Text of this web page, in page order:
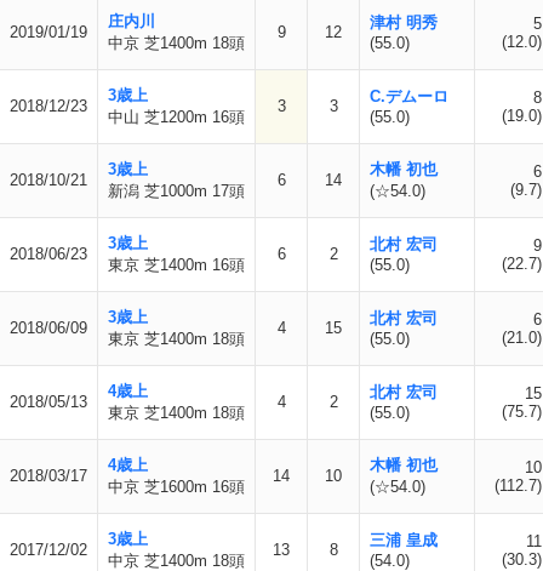
2019/01/19
庄内川
中京 芝1400m 18頭
9 12
津村 明秀
(55.0)
5
(12.0)
2018/12/23
3歳上
中山 芝1200m 16頭
3 3
C.デムーロ
(55.0)
8
(19.0)
2018/10/21
3歳上
新潟 芝1000m 17頭
6 14
木幡 初也
(☆54.0)
6
(9.7)
2018/06/23
3歳上
東京 芝1400m 16頭
6 2
北村 宏司
(55.0)
9
(22.7)
2018/06/09
3歳上
東京 芝1400m 18頭
4 15
北村 宏司
(55.0)
6
(21.0)
2018/05/13
4歳上
東京 芝1400m 18頭
4 2
北村 宏司
(55.0)
15
(75.7)
2018/03/17
4歳上
中京 芝1600m 16頭
14 10
木幡 初也
(☆54.0)
10
(112.7)
2017/12/02
3歳上
中京 芝1400m 18頭
13 8
三浦 皇成
(54.0)
11
(30.3)